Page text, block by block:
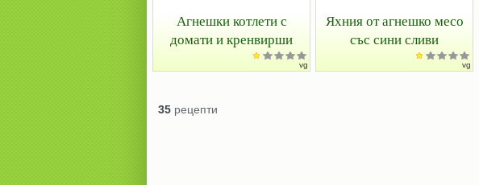
Агнешки котлети с
домати и кренвирши
vg
Яхния от агнешко месо
със сини сливи
vg
35 рецепти